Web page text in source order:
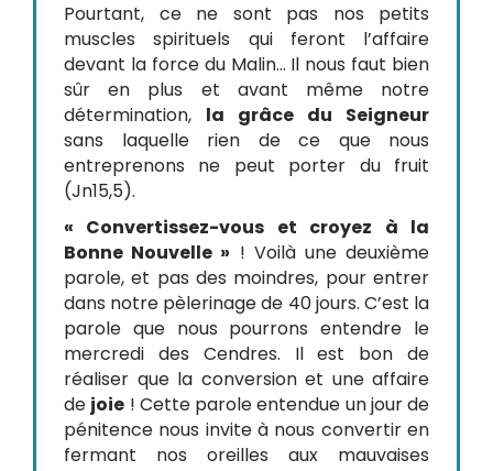
Pourtant, ce ne sont pas nos petits
muscles spirituels qui feront l’affaire
devant la force du Malin… Il nous faut bien
sûr en plus et avant même notre
détermination, la grâce du Seigneur
sans laquelle rien de ce que nous
entreprenons ne peut porter du fruit
(Jn15,5).
« Convertissez-vous et croyez à la
Bonne Nouvelle » ! Voilà une deuxième
parole, et pas des moindres, pour entrer
dans notre pèlerinage de 40 jours. C’est la
parole que nous pourrons entendre le
mercredi des Cendres. Il est bon de
réaliser que la conversion et une affaire
de joie ! Cette parole entendue un jour de
pénitence nous invite à nous convertir en
fermant nos oreilles aux mauvaises